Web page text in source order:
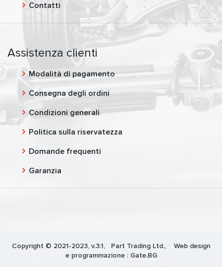
Contatti
Assistenza clienti
Modalità di pagamento
Consegna degli ordini
Condizioni generali
Politica sulla riservatezza
Domande frequenti
Garanzia
Copyright © 2021-2023, v.3.1, Part Trading Ltd., Web design
e programmazione : Gate.BG